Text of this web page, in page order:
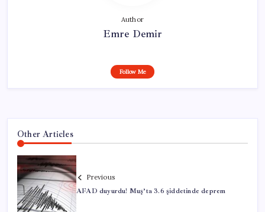
Author
Emre Demir
Follow Me
Other Articles
Previous
AFAD duyurdu! Muş’ta 3.6 şiddetinde deprem